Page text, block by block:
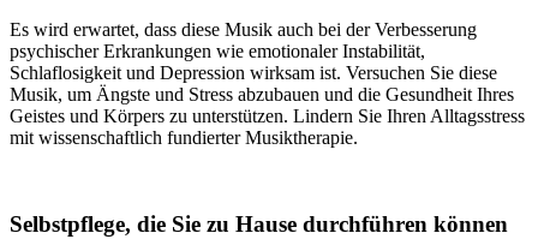
Es wird erwartet, dass diese Musik auch bei der Verbesserung
psychischer Erkrankungen wie emotionaler Instabilität,
Schlaflosigkeit und Depression wirksam ist. Versuchen Sie diese
Musik, um Ängste und Stress abzubauen und die Gesundheit Ihres
Geistes und Körpers zu unterstützen. Lindern Sie Ihren Alltagsstress
mit wissenschaftlich fundierter Musiktherapie.
Selbstpflege, die Sie zu Hause durchführen können